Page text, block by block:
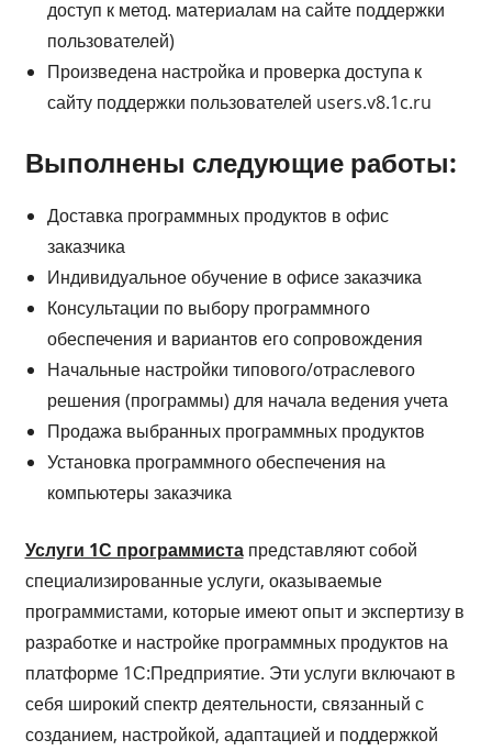
доступ к метод. материалам на сайте поддержки
пользователей)
Произведена настройка и проверка доступа к
сайту поддержки пользователей users.v8.1c.ru
Выполнены следующие работы:
Доставка программных продуктов в офис
заказчика
Индивидуальное обучение в офисе заказчика
Консультации по выбору программного
обеспечения и вариантов его сопровождения
Начальные настройки типового/отраслевого
решения (программы) для начала ведения учета
Продажа выбранных программных продуктов
Установка программного обеспечения на
компьютеры заказчика
Услуги 1С программистапредставляют собой
специализированные услуги, оказываемые
программистами, которые имеют опыт и экспертизу в
разработке и настройке программных продуктов на
платформе 1С:Предприятие. Эти услуги включают в
себя широкий спектр деятельности, связанный с
созданием, настройкой, адаптацией и поддержкой